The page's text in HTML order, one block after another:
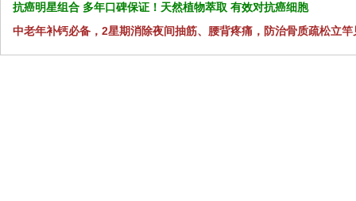
抗癌明星组合 多年口碑保证！天然植物萃取 有效对抗癌细胞
中老年补钙必备，2星期消除夜间抽筋、腰背疼痛，防治骨质疏松立竿